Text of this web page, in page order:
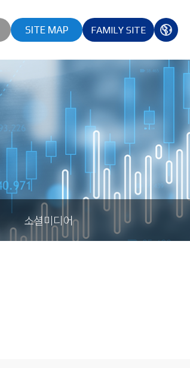
SITE MAP
열기 FAMILY SITE
열기
다국
소셜미디어